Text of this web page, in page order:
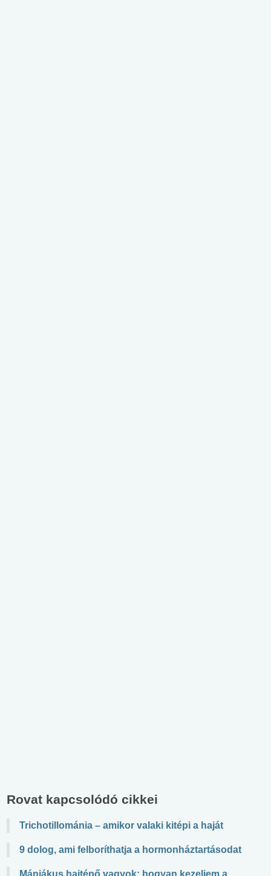
Rovat kapcsolódó cikkei
Trichotillománia – amikor valaki kitépi a haját
9 dolog, ami felboríthatja a hormonháztartásodat
Mániákus hajtépő vagyok: hogyan kezeljem a